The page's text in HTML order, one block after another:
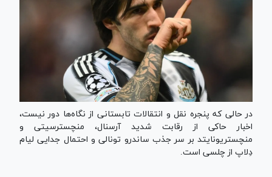
در حالی که پنجره نقل و انتقالات تابستانی از نگاه‌ها دور نیست،
اخبار حاکی از رقابت شدید آرسنال، منچسترسیتی و
منچستریونایتد بر سر جذب ساندرو تونالی و احتمال جدایی لیام
دِلاپ از چلسی است.